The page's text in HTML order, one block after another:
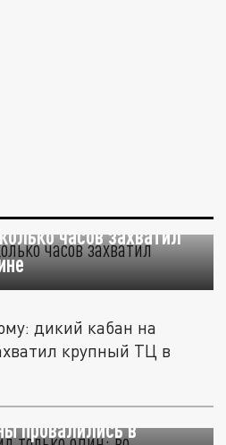
часов захватил
дикий кабан на
крупный ТЦ в
только один: во
провалились в